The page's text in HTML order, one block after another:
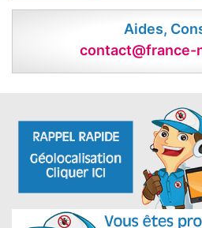
Aides,
contact@france-